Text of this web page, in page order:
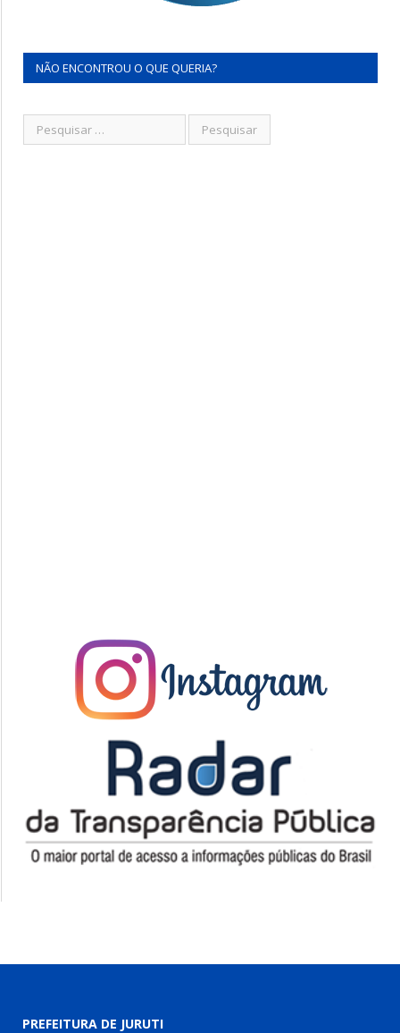
NÃO ENCONTROU O QUE QUERIA?
PREFEITURA DE JURUTI